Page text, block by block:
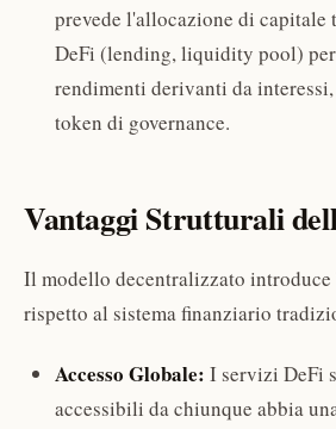
prevede l'allocazione di
DeFi (lending, liquidity pool)
rendimenti derivanti da
token di governance.
Vantaggi Strutturali
Il modello decentralizzato
rispetto al sistema finanziario
Accesso Globale: I servizi DeFi
accessibili da chiunque abbia